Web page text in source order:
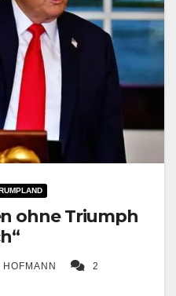
ohne Triumph
2